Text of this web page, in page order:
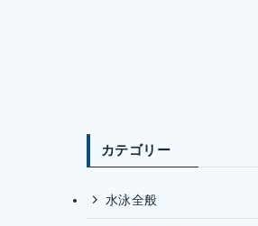
カテゴリー
水泳全般